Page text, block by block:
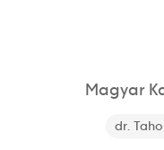
Magyar
dr.